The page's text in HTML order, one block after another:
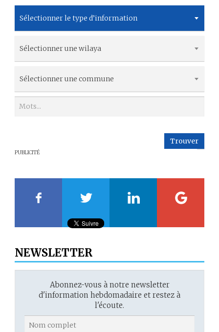
15
17
Sélectionner le type d’information
Sélectionner une wilaya
Sélectionner une commune
Trouver
PUBLICITÉ
NEWSLETTER
Abonnez-vous à notre newsletter
d'information hebdomadaire et restez à
l'écoute.